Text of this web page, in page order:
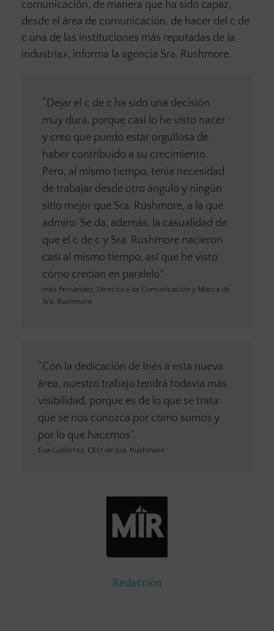
comunicación, de manera que ha sido capaz,
desde el área de comunicación, de hacer del c de
c una de las instituciones más reputadas de la
industria», informa la agencia Sra. Rushmore.
“Dejar el c de c ha sido una decisión
muy dura, porque casi lo he visto nacer
y creo que puedo estar orgullosa de
haber contribuido a su crecimiento.
Pero, al mismo tiempo, tenía necesidad
de trabajar desde otro ángulo y ningún
sitio mejor que Sra. Rushmore, a la que
admiro. Se da, además, la casualidad de
que el c de c y Sra. Rushmore nacieron
casi al mismo tiempo, así que he visto
cómo crecían en paralelo”.
Inés Fernández, Directora de Comunicación y Marca de
Sra. Rushmore
“Con la dedicación de Inés a esta nueva
área, nuestro trabajo tendrá todavía más
visibilidad, porque es de lo que se trata:
que se nos conozca por cómo somos y
por lo que hacemos”.
Eva Gutiérrez, CEO de Sra. Rushmore
Redacción